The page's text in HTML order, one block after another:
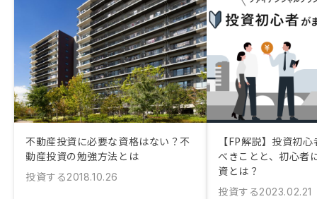
不動産投資に必要な資格はない？不
動産投資の勉強方法とは
投資する2018.10.26
【FP解説】投資初
べきことと、初心者
資とは？
投資する2023.02.21